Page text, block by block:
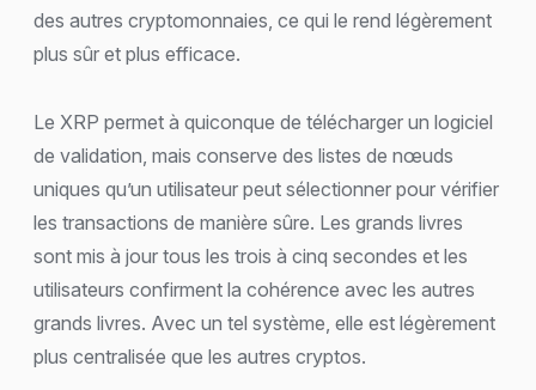
des autres cryptomonnaies, ce qui le rend légèrement
plus sûr et plus efficace.
Le XRP permet à quiconque de télécharger un logiciel
de validation, mais conserve des listes de nœuds
uniques qu’un utilisateur peut sélectionner pour vérifier
les transactions de manière sûre. Les grands livres
sont mis à jour tous les trois à cinq secondes et les
utilisateurs confirment la cohérence avec les autres
grands livres. Avec un tel système, elle est légèrement
plus centralisée que les autres cryptos.